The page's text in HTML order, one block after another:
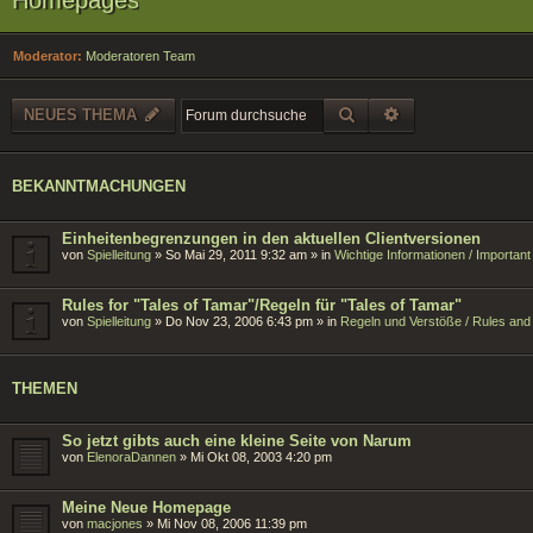
Moderator: Moderatoren Team
NEUES THEMA SUCHE
BEKANNTMACHUNGEN
Einheitenbegrenzungen in den aktuellen Clientversionen
von Spielleitung » So Mai 29, 2011 9:32 am » in Wichtige Informationen /
Rules for "Tales of Tamar"/Regeln für "Tales of Tamar"
von Spielleitung » Do Nov 23, 2006 6:43 pm » in Regeln und Verstöße / Rules and
THEMEN
So jetzt gibts auch eine kleine Seite von Narum
von ElenoraDannen » Mi Okt 08, 2003 4:20 pm
Meine Neue Homepage
von macjones » Mi Nov 08, 2006 11:39 pm